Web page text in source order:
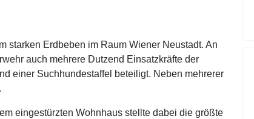
starken Erdbeben im Raum Wiener Neustadt. An
auch mehrere Dutzend Einsatzkräfte der
einer Suchhundestaffel beteiligt. Neben mehrerer
eingestürzten Wohnhaus stellte dabei die größte